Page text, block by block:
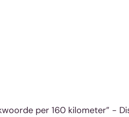
per 160 kilometer” -